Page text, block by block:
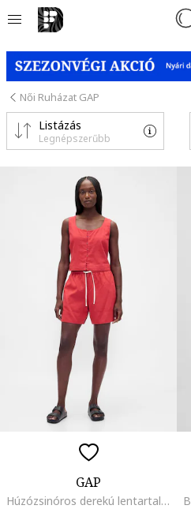
Női Ruházat GAP
Listázás
Legnépszerűbb
GAP
Húzózsinóros derekú lentartalmú rövidnadrág, Korallszín